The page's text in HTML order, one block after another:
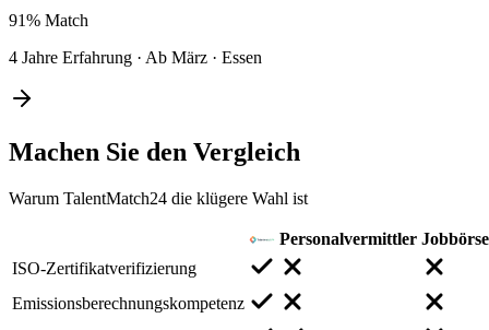
91% Match
4 Jahre Erfahrung · Ab März · Essen
Machen Sie den Vergleich
Warum TalentMatch24 die klügere Wahl ist
Personalvermittler
ISO-Zertifikatverifizierung
Emissionsberechnungskompetenz